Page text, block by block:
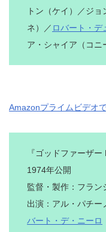
トン（ケイ）／ジ
ネ）／ ロバート・デ
ア・シャイア（コニ
Amazonプライムビデオ
『ゴッドファーザー
1974年公開
監督・製作：フラン
出演：アル・パチー
バート・デ・ニーロ